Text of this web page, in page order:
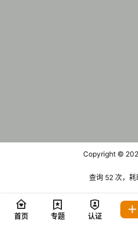
Copyright ©
查询 52 次，
首页 专题 认证